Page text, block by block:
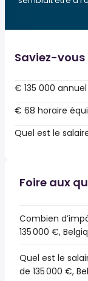
Saviez-vous
€ 135 000
€ 68 horaire
Quel est le
Foire aux
Combien
135 000 €,
Quel est le
de 135 000 €,